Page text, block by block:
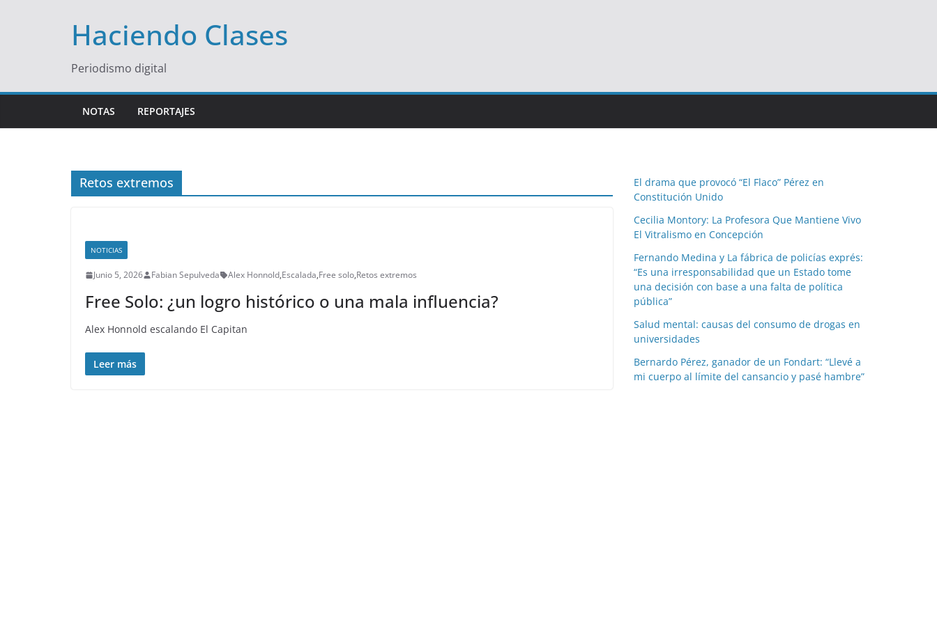
Haciendo Clases
Periodismo digital
NOTAS REPORTAJES
Retos extremos
NOTICIAS
Junio 5, 2026 Fabian Sepulveda Alex Honnold,Escalada,Free solo,Retos extremos
Free Solo: ¿un logro histórico o una mala influencia?
Alex Honnold escalando El Capitan
Leer más
El drama que provocó “El Flaco” Pérez en
Constitución Unido
Cecilia Montory: La Profesora Que Mantiene Vivo
El Vitralismo en Concepción
Fernando Medina y La fábrica de policías exprés:
“Es una irresponsabilidad que un Estado tome
una decisión con base a una falta de política
pública”
Salud mental: causas del consumo de drogas en
universidades
Bernardo Pérez, ganador de un Fondart: “Llevé a
mi cuerpo al límite del cansancio y pasé hambre”